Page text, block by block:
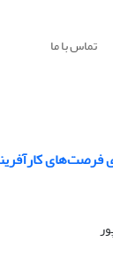
تماس با ما
فرصت‌های